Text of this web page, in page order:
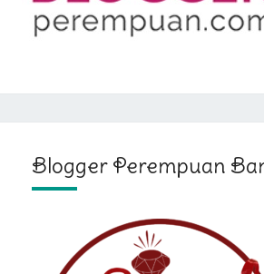
Blogger Perempuan